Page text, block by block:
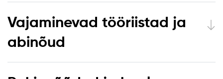
Vajaminevad tööriistad ja
abinõud